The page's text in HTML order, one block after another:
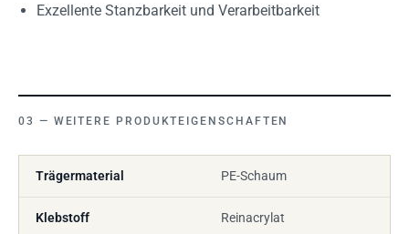
Exzellente Stanzbarkeit und Verarbeitbarkeit
WEITERE PRODUKTEIGENSCHAFTEN
Trägermaterial PE-Schaum
Klebstoff Reinacrylat